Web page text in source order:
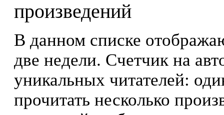
произведений
В данном списке
две недели. Счетчик на
уникальных читателей:
прочитать несколько